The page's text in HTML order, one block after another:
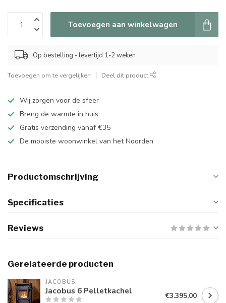
Toevoegen aan winkelwagen
Op bestelling - levertijd 1-2 weken
Toevoegen om te vergelijken Deel dit product
Wij zorgen voor de sfeer
Breng de warmte in huis
Gratis verzending vanaf €35
De mooiste woonwinkel van het Noorden
Productomschrijving
Specificaties
Reviews
Gerelateerde producten
JACOBUS
Jacobus 6 Pelletkachel €3.395,00